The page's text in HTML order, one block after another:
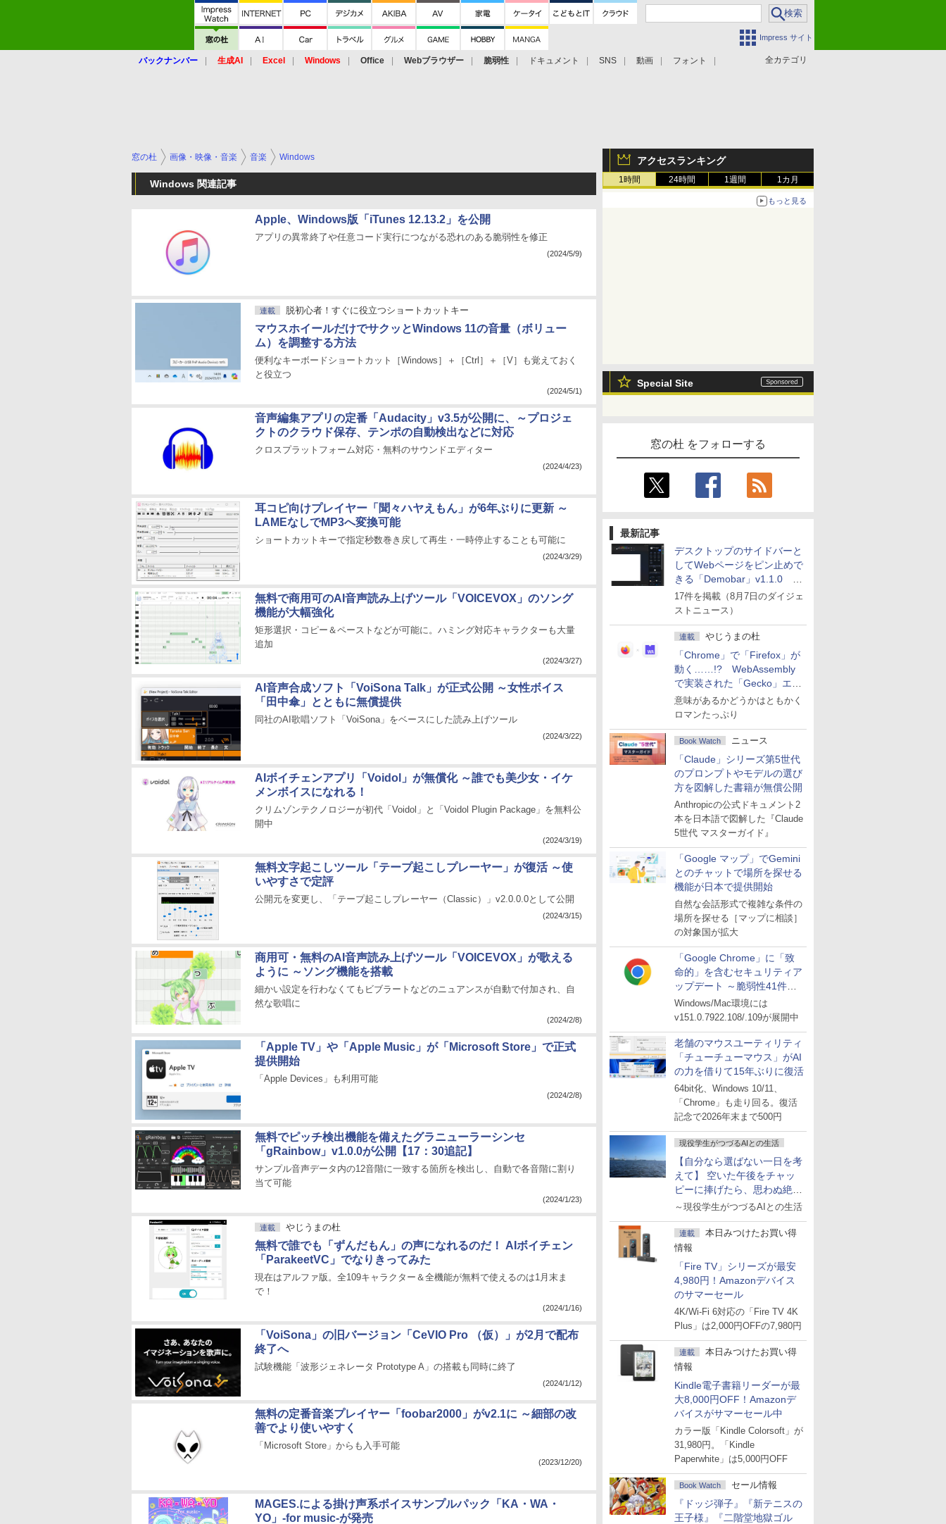
Impress サイト
全カテゴリ
バックナンバー 生成AI Excel Windows Office Webブラウザー 脆弱性 ドキュメント SNS 動画 フォント
アクセスランキング
1時間 24時間 1週間 1カ月
もっと見る
Special Site
窓の杜 をフォローする
最新記事
デスクトップのサイドバーと
してWebページをピン止めで
きる「Demobar」v1.1.0 ほ
か
17件を掲載（8月7日のダイジェ
ストニュース）
連載 やじうまの杜
「Chrome」で「Firefox」が
動く……!? WebAssembly
で実装された「Gecko」エン
ジン
意味があるかどうかはともかく
ロマンたっぷり
Book Watch ニュース
「Claude」シリーズ第5世代
のプロンプトやモデルの選び
方を図解した書籍が無償公開
Anthropicの公式ドキュメント2
本を日本語で図解した『Claude
5世代 マスターガイド』
「Google マップ」でGemini
とのチャットで場所を探せる
機能が日本で提供開始
自然な会話形式で複雑な条件の
場所を探せる［マップに相談］
の対象国が拡大
「Google Chrome」に「致
命的」を含むセキュリティア
ップデート ～脆弱性41件に
対処
Windows/Mac環境には
v151.0.7922.108/.109が展開中
老舗のマウスユーティリティ
「チューチューマウス」がAI
の力を借りて15年ぶりに復活
64bit化、Windows 10/11、
「Chrome」も走り回る。復活
記念で2026年末まで500円
現役学生がつづるAIとの生活
【自分なら選ばない一日を考
えて】 空いた午後をチャッ
ピーに捧げたら、思わぬ絶景
に出会った話
～現役学生がつづるAIとの生活
連載
本日みつけたお買い得
情報
「Fire TV」シリーズが最安
4,980円！Amazonデバイス
のサマーセール
4K/Wi-Fi 6対応の「Fire TV 4K
Plus」は2,000円OFFの7,980円
連載
本日みつけたお買い得
情報
Kindle電子書籍リーダーが最
大8,000円OFF！Amazonデ
バイスがサマーセール中
カラー版「Kindle Colorsoft」が
31,980円。「Kindle
Paperwhite」は5,000円OFF
Book Watch セール情報
『ドッジ弾子』『新テニスの
王子様』『二階堂地獄ゴル
窓の杜 画像・映像・音楽 音楽 Windows
Windows 関連記事
Apple、Windows版「iTunes 12.13.2」を公開
アプリの異常終了や任意コード実行につながる恐れのある脆弱性を修正
(2024/5/9)
連載 脱初心者！すぐに役立つショートカットキー
マウスホイールだけでサクッとWindows 11の音量（ボリュー
ム）を調整する方法
便利なキーボードショートカット［Windows］＋［Ctrl］＋［V］も覚えておく
と役立つ
(2024/5/1)
音声編集アプリの定番「Audacity」v3.5が公開に、～プロジェ
クトのクラウド保存、テンポの自動検出などに対応
クロスプラットフォーム対応・無料のサウンドエディター
(2024/4/23)
耳コピ向けプレイヤー「聞々ハヤえもん」が6年ぶりに更新 ～
LAMEなしでMP3へ変換可能
ショートカットキーで指定秒数巻き戻して再生・一時停止することも可能に
(2024/3/29)
無料で商用可のAI音声読み上げツール「VOICEVOX」のソング
機能が大幅強化
矩形選択・コピー＆ペーストなどが可能に。ハミング対応キャラクターも大量
追加
(2024/3/27)
AI音声合成ソフト「VoiSona Talk」が正式公開 ～女性ボイス
「田中傘」とともに無償提供
同社のAI歌唱ソフト「VoiSona」をベースにした読み上げツール
(2024/3/22)
AIボイチェンアプリ「Voidol」が無償化 ～誰でも美少女・イケ
メンボイスになれる！
クリムゾンテクノロジーが初代「Voidol」と「Voidol Plugin Package」を無料公
開中
(2024/3/19)
無料文字起こしツール「テープ起こしプレーヤー」が復活 ～使
いやすさで定評
公開元を変更し、「テープ起こしプレーヤー（Classic）」v2.0.0.0として公開
(2024/3/15)
商用可・無料のAI音声読み上げツール「VOICEVOX」が歌える
ように ～ソング機能を搭載
細かい設定を行わなくてもビブラートなどのニュアンスが自動で付加され、自
然な歌唱に
(2024/2/8)
「Apple TV」や「Apple Music」が「Microsoft Store」で正式
提供開始
「Apple Devices」も利用可能
(2024/2/8)
無料でピッチ検出機能を備えたグラニューラーシンセ
「gRainbow」v1.0.0が公開【17：30追記】
サンプル音声データ内の12音階に一致する箇所を検出し、自動で各音階に割り
当て可能
(2024/1/23)
連載 やじうまの杜
無料で誰でも「ずんだもん」の声になれるのだ！ AIボイチェン
「ParakeetVC」でなりきってみた
現在はアルファ版。全109キャラクター＆全機能が無料で使えるのは1月末ま
で！
(2024/1/16)
「VoiSona」の旧バージョン「CeVIO Pro （仮）」が2月で配布
終了へ
試験機能「波形ジェネレータ Prototype A」の搭載も同時に終了
(2024/1/12)
無料の定番音楽プレイヤー「foobar2000」がv2.1に ～細部の改
善でより使いやすく
「Microsoft Store」からも入手可能
(2023/12/20)
MAGES.による掛け声系ボイスサンプルパック「KA・WA・
YO」-for music-が発売